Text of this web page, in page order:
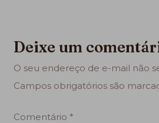
Deixe um
O seu endereço de e-mail não
Campos obrigatórios são
Comentário *